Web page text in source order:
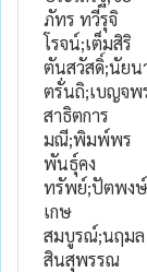
ภัทร ทวีรุจิ
โรจน์;เต็มสิริ
ตันสวัสดิ์;นัยน
ตรั่นถิ;เบญจพ
สาธิตการ
มณี;พิมพ์พร
พันธุ์คง
ทรัพย์;ปัตพงษ์
เกษ
สมบูรณ์;นฤมล
สินสุพรรณ